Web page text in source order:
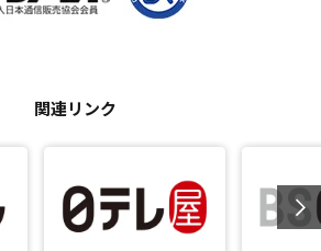
関連リンク